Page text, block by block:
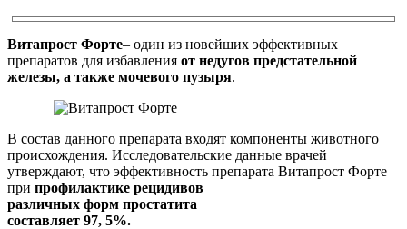
Витапрост Форте– один из новейших эффективных
препаратов для избавления от недугов предстательной
железы, а также мочевого пузыря.
В состав данного препарата входят компоненты животного
происхождения. Исследовательские данные врачей
утверждают, что эффективность препарата Витапрост Форте
при профилактике рецидивов
различных форм простатита
составляет 97, 5%.